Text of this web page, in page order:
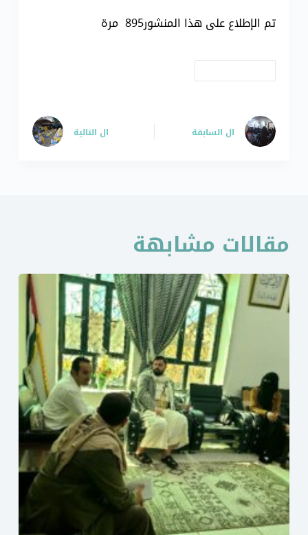
تم الإطلاع على هذا المنشور895 مرة
الالسابقة ال التالية
مقالات مشابهة